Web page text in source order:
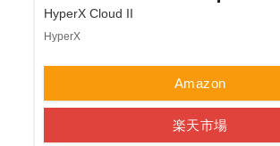
HyperX Cloud II
HyperX
Amazon
楽天市場